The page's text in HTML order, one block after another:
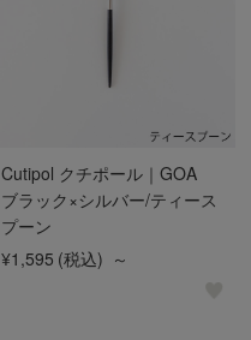
Cutipol クチポール｜GOA
ブラック×シルバー/ティース
プーン
¥1,595 (税込) ～